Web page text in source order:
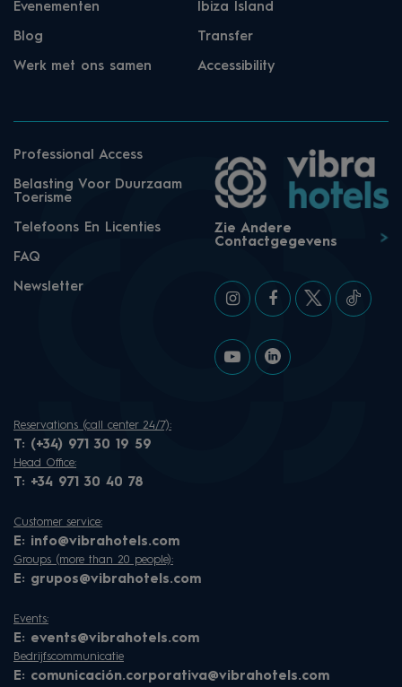
Evenementen Ibiza Island
Blog Transfer
Werk met ons samen Accessibility
Professional Access
Belasting Voor Duurzaam
Toerisme
Telefoons En Licenties
FAQ
Newsletter
Zie Andere
Contactgegevens
Reservations (call center 24/7):
T: (+34) 971 30 19 59
Head Office:
T: +34 971 30 40 78
Customer service:
E: info@vibrahotels.com
Groups (more than 20 people):
E: grupos@vibrahotels.com
Events:
E: events@vibrahotels.com
Bedrijfscommunicatie
E: comunicación.corporativa@vibrahotels.com